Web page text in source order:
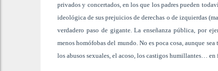
privados y concertados, en los que los padres pueden
ideológica de sus prejuicios de derechas o de izquierdas
verdadero paso de gigante. La enseñanza pública, por
menos homófobas del mundo. No es poca cosa, aunque
los abusos sexuales, el acoso, los castigos humillantes…